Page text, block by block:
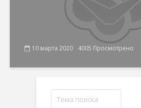
10 марта 2020 4005 Просмотрено